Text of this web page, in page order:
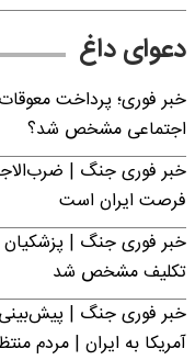
دعوای داغ
خبر فوری؛ پرداخت
اجتماعی مشخص شد؟
خبر فوری جنگ |
فرصت ایران است
خبر فوری جنگ | پزشکیان
تکلیف مشخص شد
خبر فوری جنگ | پیش‌بینی
آمریکا به ایران | مردم